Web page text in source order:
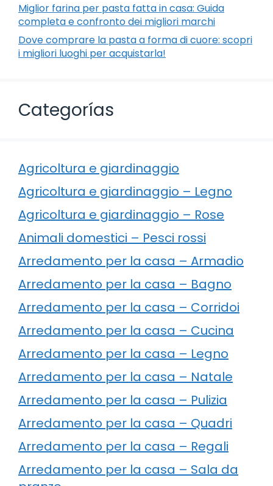
Miglior farina per pasta fatta in casa: Guida
completa e confronto dei migliori marchi
Dove comprare la pasta a forma di cuore: scopri
i migliori luoghi per acquistarla!
Categorías
Agricoltura e giardinaggio
Agricoltura e giardinaggio – Legno
Agricoltura e giardinaggio – Rose
Animali domestici – Pesci rossi
Arredamento per la casa – Armadio
Arredamento per la casa – Bagno
Arredamento per la casa – Corridoi
Arredamento per la casa – Cucina
Arredamento per la casa – Legno
Arredamento per la casa – Natale
Arredamento per la casa – Pulizia
Arredamento per la casa – Quadri
Arredamento per la casa – Regali
Arredamento per la casa – Sala da